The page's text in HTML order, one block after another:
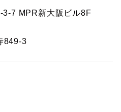
3-7 MPR新大阪ビル8F
849-3